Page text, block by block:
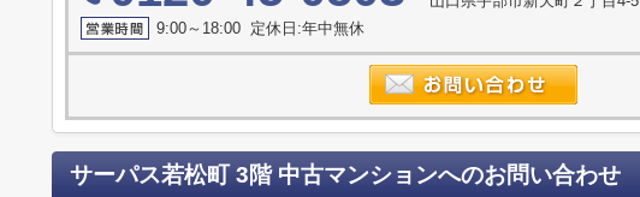
9:00～18:00 定休日:年中無休
サーパス若松町 3階 中古マンションへのお問い合わせ